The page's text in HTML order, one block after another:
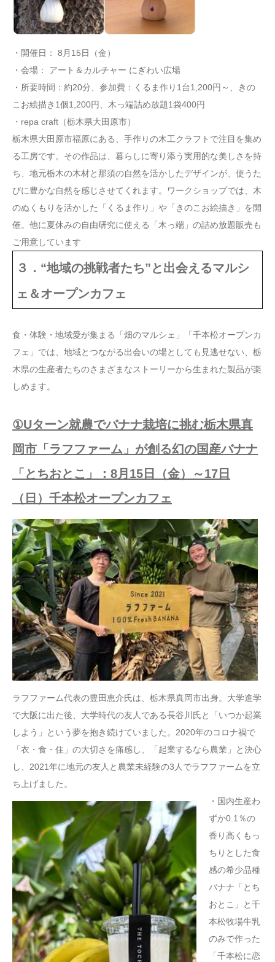
・開催日： 8月15日（金）
・会場： アート＆カルチャー にぎわい広場
・所要時間：約20分、参加費：くるま作り1台1,200円～、きの
こお絵描き1個1,200円、木っ端詰め放題1袋400円
・repa craft（栃木県大田原市）
栃木県大田原市福原にある、手作りの木工クラフトで注目を集め
る工房です。その作品は、暮らしに寄り添う実用的な美しさを持
ち、地元栃木の木材と那須の自然を活かしたデザインが、使うた
びに豊かな自然を感じさせてくれます。ワークショップでは、木
のぬくもりを活かした「くるま作り」や「きのこお絵描き」を開
催。他に夏休みの自由研究に使える「木っ端」の詰め放題販売も
ご用意しています
３．“地域の挑戦者たち”と出会えるマルシ
ェ＆オープンカフェ
食・体験・地域愛が集まる「畑のマルシェ」「千本松オープンカ
フェ」では、地域とつながる出会いの場としても見逃せない、栃
木県の生産者たちのさまざまなストーリーから生まれた製品が楽
しめます。
①Uターン就農でバナナ栽培に挑む栃木県真
岡市「ラフファーム」が創る幻の国産バナナ
「とちおとこ」：8月15日（金）～17日
（日）千本松オープンカフェ
ラフファーム代表の豊田恵介氏は、栃木県真岡市出身。大学進学
で大阪に出た後、大学時代の友人である長谷川氏と「いつか起業
しよう」という夢を抱き続けていました。2020年のコロナ禍で
「衣・食・住」の大切さを痛感し、「起業するなら農業」と決心
し、2021年に地元の友人と農業未経験の3人でラフファームを立
ち上げました。
・国内生産わ
ずか0.1％の
香り高くもっ
ちりとした食
感の希少品種
バナナ「とち
おとこ」と千
本松牧場牛乳
のみで作った
「千本松に恋